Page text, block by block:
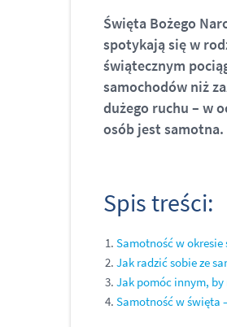
Święta Bożego
spotykają się w
świątecznym
samochodów niż
dużego ruchu – w
osób jest samotna.
Spis treści:
Samotność w
Jak radzić sobie ze
Jak pomóc innym,
Samotność w święta